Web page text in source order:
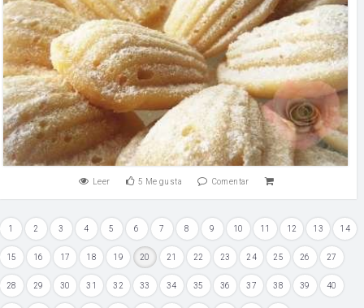
Leer 5 Me gusta Comentar
1 2 3 4 5 6 7 8 9 10 11 12 13 14
15 16 17 18 19 20 21 22 23 24 25 26 27
28 29 30 31 32 33 34 35 36 37 38 39 40